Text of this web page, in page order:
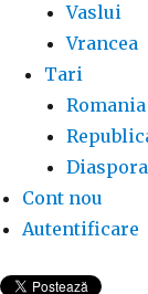
Vaslui
Vrancea
Tari
Romania
Diaspora
Cont nou
Autentificare